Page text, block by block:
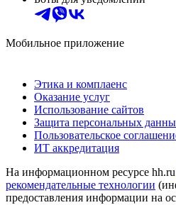
Мобильное приложение
Этика и комплаенс
Оказание услуг
Использование сайтов
Защита персональных
Пользовательское
ИТ аккредитация
На информационном ресурсе hh.ru
рекомендательные технологии
предоставления информации на